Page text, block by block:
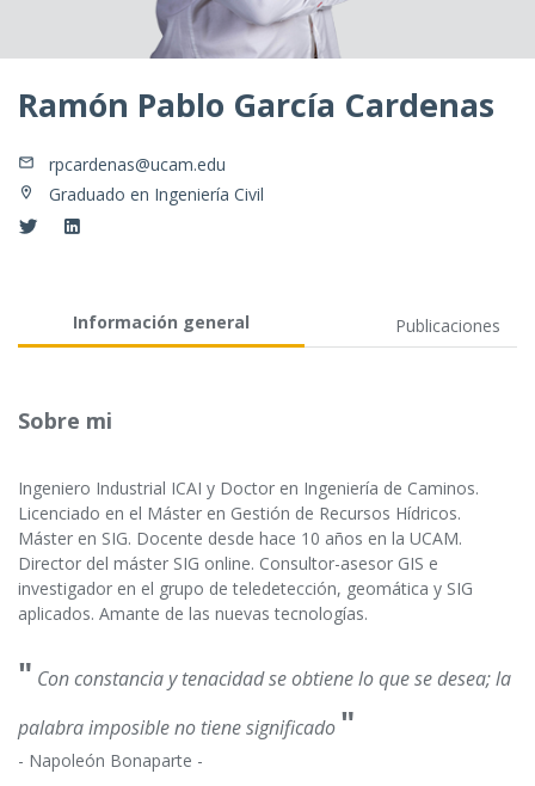
Ramón Pablo García Cardenas
rpcardenas@ucam.edu
Graduado en Ingeniería Civil
Información general Publicaciones
Sobre mi
Ingeniero Industrial ICAI y Doctor en Ingeniería de Caminos.
Licenciado en el Máster en Gestión de Recursos Hídricos.
Máster en SIG. Docente desde hace 10 años en la UCAM.
Director del máster SIG online. Consultor-asesor GIS e
investigador en el grupo de teledetección, geomática y SIG
aplicados. Amante de las nuevas tecnologías.
" Con constancia y tenacidad se obtiene lo que se desea; la
palabra imposible no tiene significado "
- Napoleón Bonaparte -